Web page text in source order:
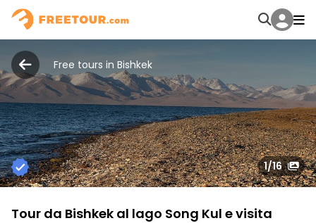
Free tours in Bishkek
1/16
Tour da Bishkek al lago Song Kul e visita